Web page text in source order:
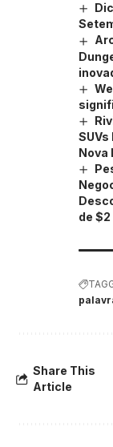
SUVs
Nova
de
Share This
Article